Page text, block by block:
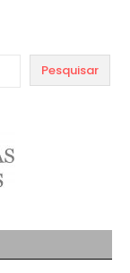
Pesquisar